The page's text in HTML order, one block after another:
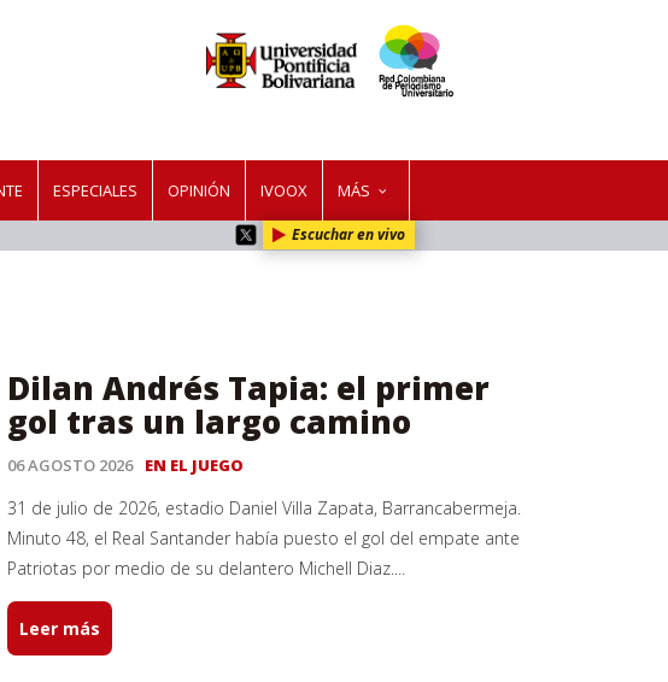
ESPECIALES OPINIÓN IVOOX MÁS
Escuchar en vivo
Dilan Andrés Tapia: el primer
gol tras un largo camino
06 AGOSTO 2026 EN EL JUEGO
31 de julio de 2026, estadio Daniel Villa Zapata, Barrancabermeja.
Minuto 48, el Real Santander había puesto el gol del empate ante
Patriotas por medio de su delantero Michell Diaz....
Leer más